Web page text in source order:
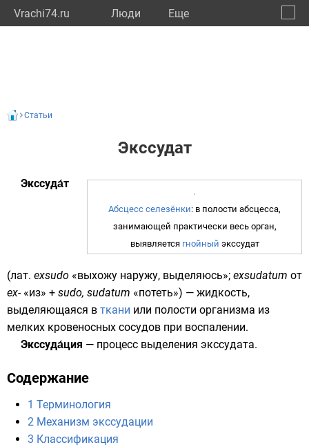
Vrachi74.ru Люди Eще
Статьи
Экссудат
Абсцесс селезёнки: в полости абсцесса,
занимающей практически весь орган,
выявляется гнойный экссудат
Экссуда́т
(лат. exsudo «выхожу наружу, выделяюсь»; exsudatum от
ex- «из» + sudo, sudatum «потеть») — жидкость,
выделяющаяся в ткани или полости организма из
мелких кровеносных сосудов при воспалении.
Экссуда́ция — процесс выделения экссудата.
Содержание
1 Терминология
2 Механизм экссудации
3 Классификация